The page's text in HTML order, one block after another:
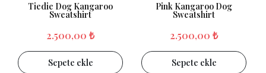
Tiedie Dog Kangaroo
Sweatshirt
2.500,00 ₺
Sepete ekle
Pink Kangaroo Dog
Sweatshirt
2.500,00 ₺
Sepete ekle